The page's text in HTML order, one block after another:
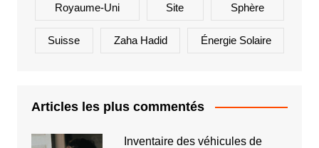
Royaume-Uni Site Sphère
Suisse Zaha Hadid Énergie Solaire
Articles les plus commentés
Inventaire des véhicules de